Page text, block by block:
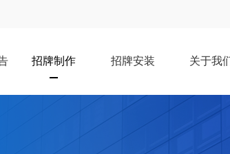
招牌制作 招牌安装 关于我